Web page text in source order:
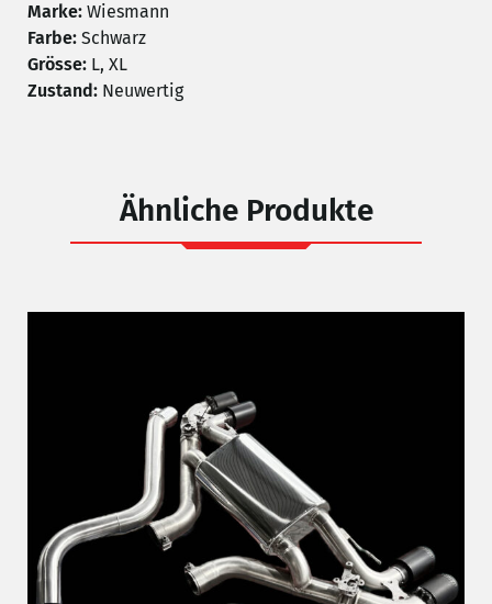
Marke: Wiesmann
Farbe: Schwarz
Grösse: L, XL
Zustand: Neuwertig
Ähnliche Produkte